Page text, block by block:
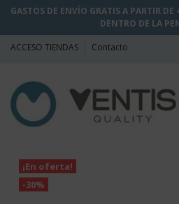
GASTOS DE ENVÍO GRATIS A PARTIR
DENTRO DE LA
ACCESO TIENDAS Contacto
¡En oferta!
-30%